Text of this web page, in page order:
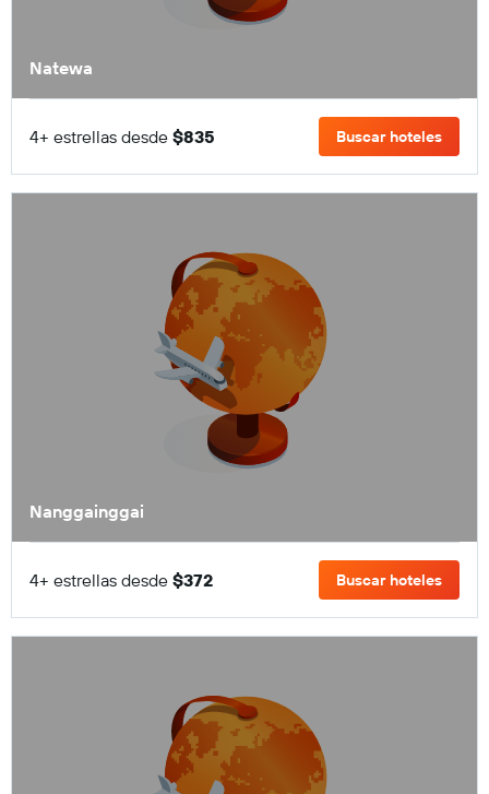
Natewa
4+ estrellas desde $835 Buscar hoteles
Nanggainggai
4+ estrellas desde $372 Buscar hoteles